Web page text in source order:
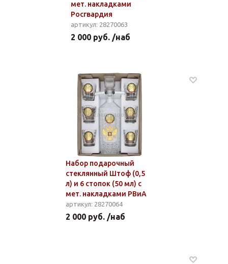
мет. накладками
Росгвардия
артикул: 28270063
2 000 руб. /наб
Набор подарочный
стеклянный Штоф (0,5
л) и 6 стопок (50 мл) с
мет. накладками РВиА
артикул: 28270064
2 000 руб. /наб